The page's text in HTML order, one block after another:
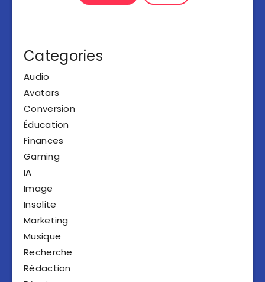
Categories
Audio
Avatars
Conversion
Éducation
Finances
Gaming
IA
Image
Insolite
Marketing
Musique
Recherche
Rédaction